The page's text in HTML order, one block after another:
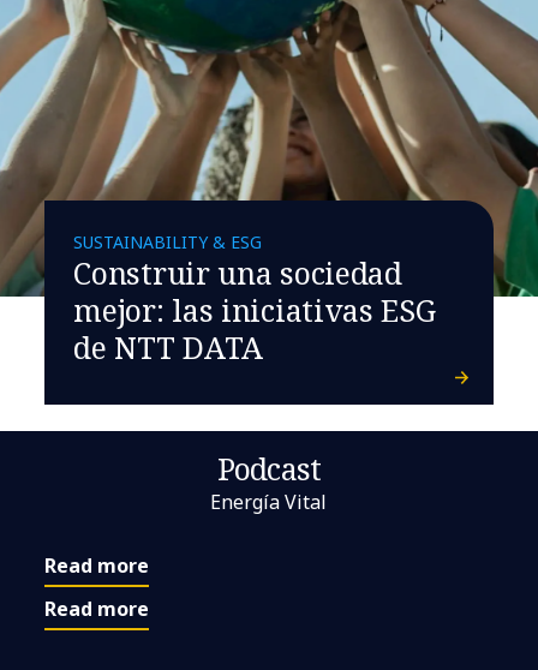
SUSTAINABILITY & ESG
Construir una sociedad
mejor: las iniciativas ESG
de NTT DATA
Podcast
Energía Vital
Read more
Read more